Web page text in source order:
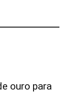
ouro para